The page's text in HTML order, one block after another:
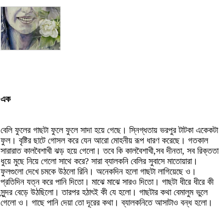
এক
বেলি ফুলের গাছটা ফুলে ফুলে সাদা হয়ে গেছে। স্নিগ্ধতায় ভরপুর টাটকা একেকটা
ফুল। বৃষ্টির ছাটে গোসল করে যেন আরো মোহনীয় রূপ ধারণ করেছে। গতকাল
সারারাত কালবৈশাখী ঝড় হয়ে গেলো। তবে কি কালবৈশাখী,সব দীনতা, সব রিক্ততা
ধুয়ে মুছে নিয়ে গেলো সাথে করে? সারা ব্যালকনি বেলির সুবাসে মাতোয়ারা।
ফুলগুলো দেখে চমকে উঠলো রিনি। অনেকদিন হলো গাছটা লাগিয়েছে ও।
প্রতিদিন যত্ন করে পানি দিতো। মাঝে মাঝে সারও দিতো। গাছটা ধীরে ধীরে কী
সুন্দর বেড়ে উঠছিলো। তারপর হঠাৎই কী যে হলো। গাছটার কথা বেমালুম ভুলে
গেলো ও। গাছে পানি দেয়া তো দূরের কথা। ব্যালকনিতে আসাটাও বন্ধ হলো।